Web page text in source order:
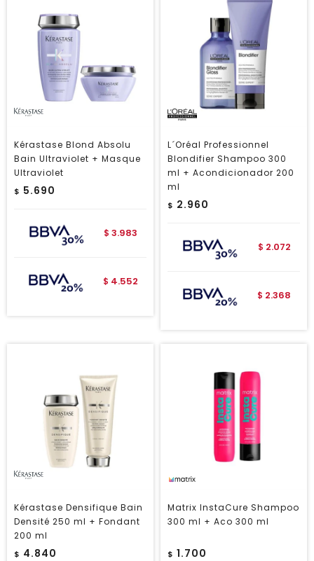
Kérastase Blond Absolu
Bain Ultraviolet + Masque
Ultraviolet
$ 5.690
$ 3.983
$ 4.552
L´Oréal Professionnel
Blondifier Shampoo 300
ml + Acondicionador 200
ml
$ 2.960
$ 2.072
$ 2.368
Kérastase Densifique Bain
Densité 250 ml + Fondant
200 ml
$ 4.840
Matrix InstaCure Shampoo
300 ml + Aco 300 ml
$ 1.700